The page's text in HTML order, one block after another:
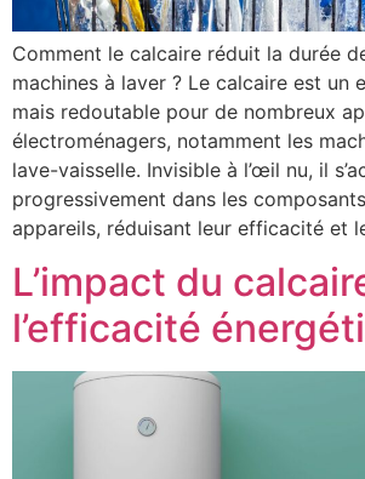
Comment le calcaire réduit la durée
machines à laver ? Le calcaire est un
mais redoutable pour de nombreux
électroménagers, notamment les
lave-vaisselle. Invisible à l’œil nu, il
progressivement dans les
appareils, réduisant leur efficacité et
L’impact du
l’efficacité